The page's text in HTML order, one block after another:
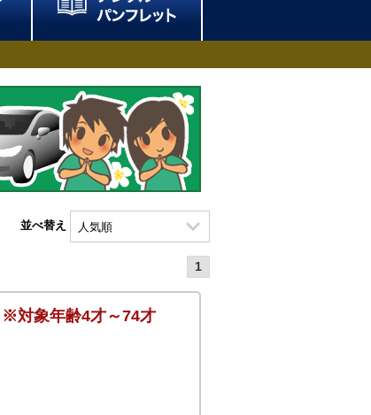
並べ替え
1
対象年齢4才～74才